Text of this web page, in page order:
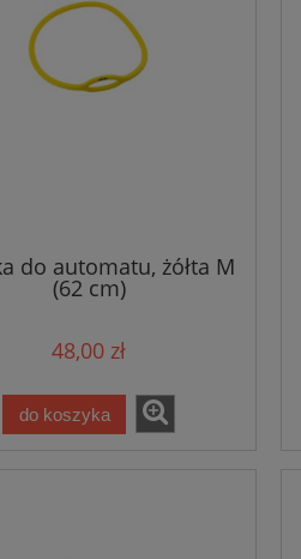
do automatu, żółta M
(62 cm)
48,00 zł
do koszyka